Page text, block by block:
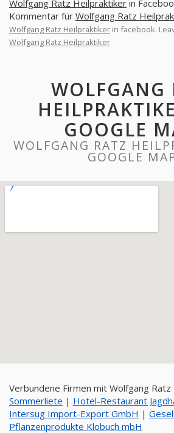
Wolfgang Ratz Heilpraktiker in
Kommentar für Wolfgang Ratz
Wolfgang Ratz Heilpraktiker in facebook.
Wolfgang Ratz Heilpraktiker
WOLFGANG
GOOGLE
WOLFGANG RATZ
GOOGLE
Verbundene Firmen mit Wolfgang
Sommerliete | Hotel-Restaurant
Intersug Import-Export GmbH |
Pflanzenprodukte Klobuch mbH